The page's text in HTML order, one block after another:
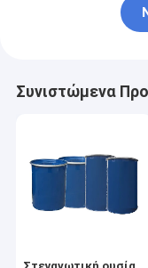
Συνιστώμενα